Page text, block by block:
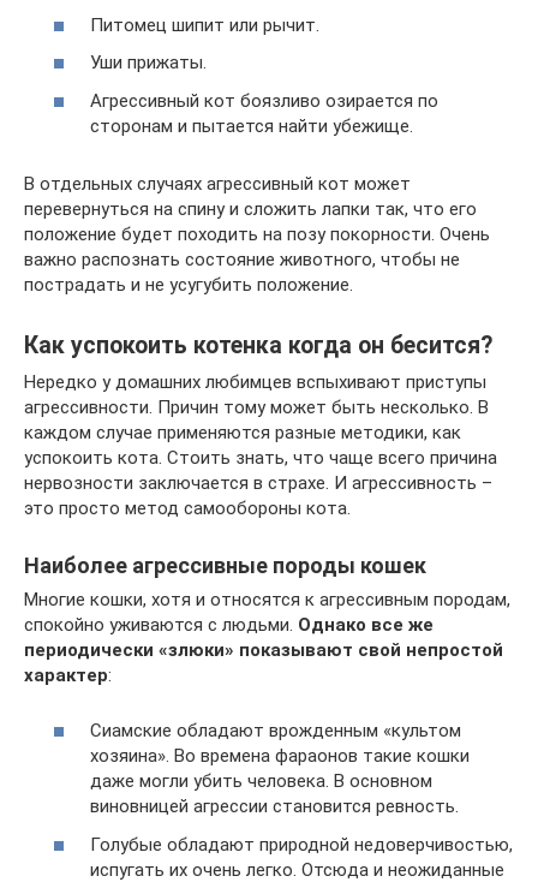
Питомец шипит или рычит.
Уши прижаты.
Агрессивный кот боязливо озирается по
сторонам и пытается найти убежище.
В отдельных случаях агрессивный кот может
перевернуться на спину и сложить лапки так, что его
положение будет походить на позу покорности. Очень
важно распознать состояние животного, чтобы не
пострадать и не усугубить положение.
Как успокоить котенка когда он бесится?
Нередко у домашних любимцев вспыхивают приступы
агрессивности. Причин тому может быть несколько. В
каждом случае применяются разные методики, как
успокоить кота. Стоить знать, что чаще всего причина
нервозности заключается в страхе. И агрессивность –
это просто метод самообороны кота.
Наиболее агрессивные породы кошек
Многие кошки, хотя и относятся к агрессивным породам,
спокойно уживаются с людьми. Однако все же
периодически «злюки» показывают свой непростой
характер:
Сиамские обладают врожденным «культом
хозяина». Во времена фараонов такие кошки
даже могли убить человека. В основном
виновницей агрессии становится ревность.
Голубые обладают природной недоверчивостью,
испугать их очень легко. Отсюда и неожиданные